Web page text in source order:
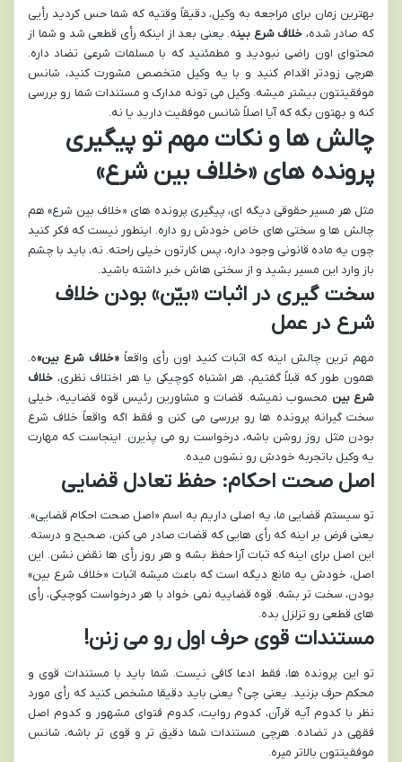
بهترین زمان برای مراجعه به وکیل، دقیقاً وقتیه که شما حس کردید رأیی
که صادر شده، خلاف شرع بینه. یعنی بعد از اینکه رأی قطعی شد و شما از
محتوای اون راضی نبودید و مطمئنید که با مسلمات شرعی تضاد داره.
هرچی زودتر اقدام کنید و با یه وکیل متخصص مشورت کنید، شانس
موفقیتتون بیشتر میشه. وکیل می تونه مدارک و مستندات شما رو بررسی
کنه و بهتون بگه که آیا اصلاً شانس موفقیت دارید یا نه.
چالش ها و نکات مهم تو پیگیری
پرونده های «خلاف بین شرع»
مثل هر مسیر حقوقی دیگه ای، پیگیری پرونده های «خلاف بین شرع» هم
چالش ها و سختی های خاص خودش رو داره. اینطور نیست که فکر کنید
چون یه ماده قانونی وجود داره، پس کارتون خیلی راحته. نه، باید با چشم
باز وارد این مسیر بشید و از سختی هاش خبر داشته باشید.
سخت گیری در اثبات «بیّن» بودن خلاف
شرع در عمل
مهم ترین چالش اینه که اثبات کنید اون رأی واقعاً «خلاف شرع بین»ه.
همون طور که قبلاً گفتیم، هر اشتباه کوچیکی یا هر اختلاف نظری، خلاف
شرع بین محسوب نمیشه. قضات و مشاورین رئیس قوه قضاییه، خیلی
سخت گیرانه پرونده ها رو بررسی می کنن و فقط اگه واقعاً خلاف شرع
بودن مثل روز روشن باشه، درخواست رو می پذیرن. اینجاست که مهارت
یه وکیل باتجربه خودش رو نشون میده.
اصل صحت احکام: حفظ تعادل قضایی
تو سیستم قضایی ما، یه اصلی داریم به اسم «اصل صحت احکام قضایی».
یعنی فرض بر اینه که رأی هایی که قضات صادر می کنن، صحیح و درسته.
این اصل برای اینه که ثبات آرا حفظ بشه و هر روز رأی ها نقض نشن. این
اصل، خودش یه مانع دیگه است که باعث میشه اثبات «خلاف شرع بین»
بودن، سخت تر بشه. قوه قضاییه نمی خواد با هر درخواست کوچیکی، رأی
های قطعی رو تزلزل بده.
مستندات قوی حرف اول رو می زنن!
تو این پرونده ها، فقط ادعا کافی نیست. شما باید با مستندات قوی و
محکم حرف بزنید. یعنی چی؟ یعنی باید دقیقا مشخص کنید که رأی مورد
نظر با کدوم آیه قرآن، کدوم روایت، کدوم فتوای مشهور و کدوم اصل
فقهی در تضاده. هرچی مستندات شما دقیق تر و قوی تر باشه، شانس
موفقیتتون بالاتر میره.